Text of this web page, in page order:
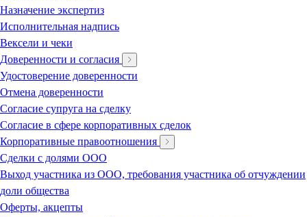
Назначение экспертиз
Исполнительная надпись
Вексели и чеки
Доверенности и согласия
Удостоверение доверенности
Отмена доверенности
Согласие супруга на сделку
Согласие в сфере корпоративных сделок
Корпоративные правоотношения
Сделки с долями ООО
Выход участника из ООО, требования участника об отчуждении
доли общества
Оферты, акцепты